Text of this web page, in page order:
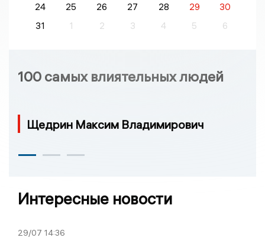
24
25 26 27 28 29
30
31
1 2 3 4 5 6
100 самых влиятельных людей
Щедрин Максим Владимирович
Интересные новости
29/07 14:36